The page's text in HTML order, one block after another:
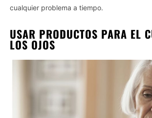
I want to opt-out of the Sale of my
I want to opt-out of processing my
Personal Data for Targeted Advertising.
Opted In
I want to opt-out of Collection, Use,
Retention, Sale, and/or Sharing of my
Personal Data that Is Unrelated with
Purposes for which it was collected.
Opted Out
cualquier problema a tiempo.
USAR PRODUCTOS PARA EL
LOS OJOS